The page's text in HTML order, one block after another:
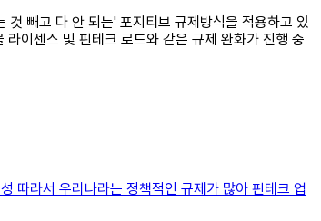
것 빼고 다 안 되는' 포지티브 규제방식을 적용하고 있
이센스 및 핀테크 로드와 같은 규제 완화가 진행 중
따라서 우리나라는 정책적인 규제가 많아 핀테크 업